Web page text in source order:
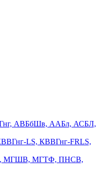
АВБбШв, ААБл, АСБЛ,
LS, КВВГнг-FRLS,
МГТФ, ПНСВ,